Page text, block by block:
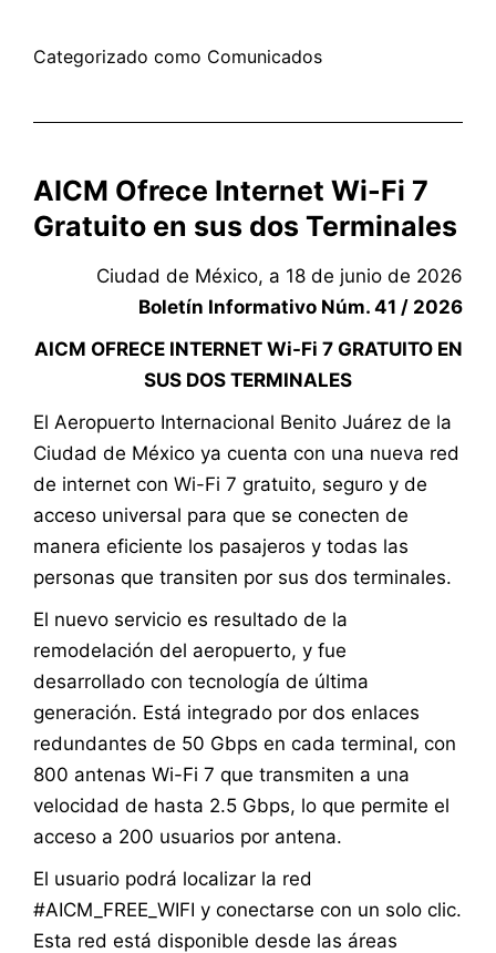
Categorizado como Comunicados
AICM Ofrece Internet Wi-Fi 7
Gratuito en sus dos Terminales
Ciudad de México, a 18 de junio de 2026
Boletín Informativo Núm. 41 / 2026
AICM OFRECE INTERNET Wi-Fi 7 GRATUITO EN
SUS DOS TERMINALES
El Aeropuerto Internacional Benito Juárez de la
Ciudad de México ya cuenta con una nueva red
de internet con Wi-Fi 7 gratuito, seguro y de
acceso universal para que se conecten de
manera eficiente los pasajeros y todas las
personas que transiten por sus dos terminales.
El nuevo servicio es resultado de la
remodelación del aeropuerto, y fue
desarrollado con tecnología de última
generación. Está integrado por dos enlaces
redundantes de 50 Gbps en cada terminal, con
800 antenas Wi-Fi 7 que transmiten a una
velocidad de hasta 2.5 Gbps, lo que permite el
acceso a 200 usuarios por antena.
El usuario podrá localizar la red
#AICM_FREE_WIFI y conectarse con un solo clic.
Esta red está disponible desde las áreas